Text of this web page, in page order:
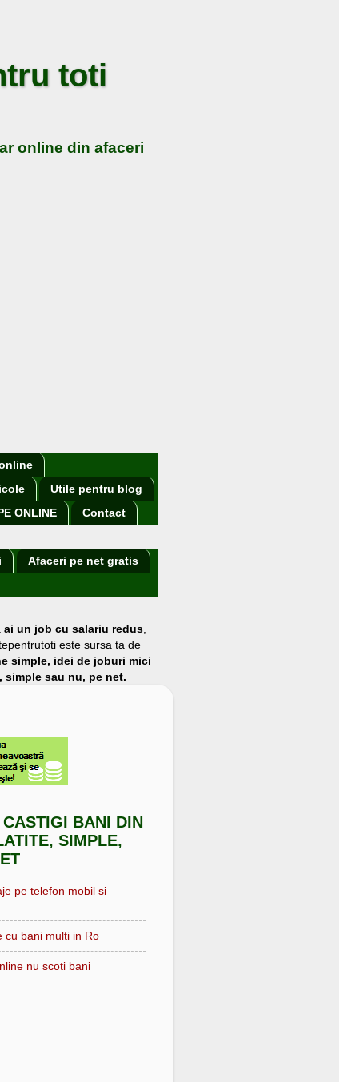
toti
online din afaceri
Utile pentru blog
ONLINE Contact
Afaceri pe net gratis
ai un job cu salariu redus
este sursa ta de
simple, idei de joburi mici
sau nu, pe net.
BANI DIN
SIMPLE,
pe telefon mobil si
cu bani multi in Ro
nu scoti bani